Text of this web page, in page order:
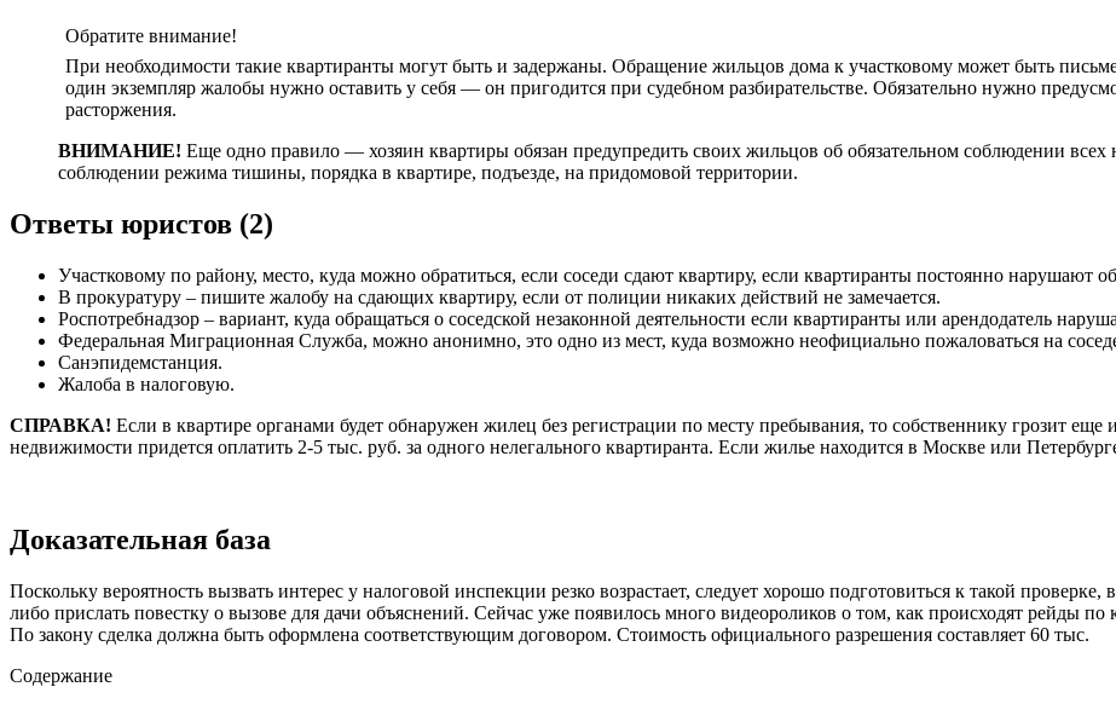
Обратите внимание!
При необходимости такие квартиранты могут быть и задержаны. Обращение жильцов дома к участковому может быть
один экземпляр жалобы нужно оставить у себя — он пригодится при судебном разбирательстве. Обязательно нужно
расторжения.
ВНИМАНИЕ! Еще одно правило — хозяин квартиры обязан предупредить своих жильцов об обязательном соблюдении
соблюдении режима тишины, порядка в квартире, подъезде, на придомовой территории.
Ответы юристов (2)
Участковому по району, место, куда можно обратиться, если соседи сдают квартиру, если квартиранты постоянно нарушают
В прокуратуру – пишите жалобу на сдающих квартиру, если от полиции никаких действий не замечается.
Роспотребнадзор – вариант, куда обращаться о соседской незаконной деятельности если квартиранты или арендодатель
Федеральная Миграционная Служба, можно анонимно, это одно из мест, куда возможно неофициально пожаловаться на
Санэпидемстанция.
Жалоба в налоговую.
СПРАВКА! Если в квартире органами будет обнаружен жилец без регистрации по месту пребывания, то собственнику грозит
недвижимости придется оплатить 2-5 тыс. руб. за одного нелегального квартиранта. Если жилье находится в Москве или
Доказательная база
Поскольку вероятность вызвать интерес у налоговой инспекции резко возрастает, следует хорошо подготовиться к такой
либо прислать повестку о вызове для дачи объяснений. Сейчас уже появилось много видеороликов о том, как происходят рейды по
По закону сделка должна быть оформлена соответствующим договором. Стоимость официального разрешения составляет 60 тыс.
Содержание